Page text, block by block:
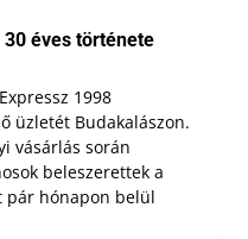
éves története
1998
üzletét Budakalászon.
vásárlás során
beleszerettek a
pár hónapon belül